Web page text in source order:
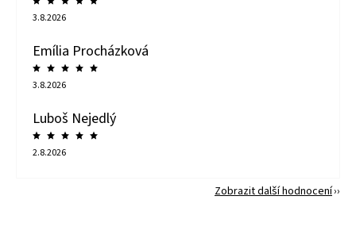
3.8.2026
Emília Procházková
3.8.2026
Luboš Nejedlý
2.8.2026
Zobrazit další hodnocení